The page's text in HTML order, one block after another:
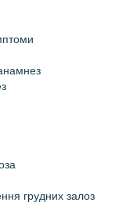
грудних залоз